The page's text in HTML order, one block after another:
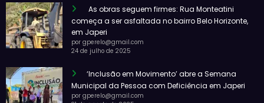
As obras seguem firmes: Rua Monteatini
começa a ser asfaltada no bairro Belo Horizonte,
em Japeri
por gperelo@gmail.com
24 de julho de 2025
‘Inclusão em Movimento’ abre a Semana
Municipal da Pessoa com Deficiência em Japeri
por gperelo@gmail.com